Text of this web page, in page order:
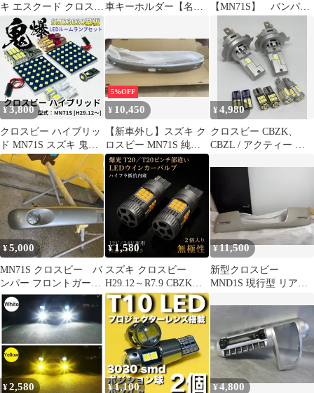
キ エスクード クロスビ
ー スイフト sx4 ジムニ
ー アルトワークス ハス
ラー ワゴンr アルミ合
金 エンジンスタートリ
ング (レッド)
車キーホルダー【名入
キ Suzuki
【MN71S】 バンパー
ガーニッシュ(フロント
¥3,800
クロスビー ハイブリッ
ド MN71S スズキ 鬼爆
基板 3030SMD LED ル
ームランプ バックラン
プ ナンバー灯 ポジショ
ン球 室内灯 車検対応
パーツ
5%OFF
¥ 10,450
【新車外し】スズキ ク
ロスビー MN71S 純正
バンパーガーニッシュ
前後セット
¥4,980
クロスビー CBZK、
CBZL / アクティー ト
8･9 爆光 H4 ヘッドライ
ト T16 バック T10 ポジ
ション ナンバー灯 8点
SET ポン付け 車検対応
タイプD
¥5,000
MN71S クロスビー バ
ンパー フロントガーニ
ッシュ
¥1,580
スズキ クロスビー
H29.12～R7.9 CBZK、
CBZL 爆光 T20 シング
ル/T20ピンチ部違い兼
用 アンバー LED ウイ
ンカー 冷却ファン搭載
ハイフラ防止抵抗内蔵
2個セット 車検対応
¥11,500
新型クロスビー
MND1S 現行型 リアバ
¥2,580 ¥1,100 ¥4,800